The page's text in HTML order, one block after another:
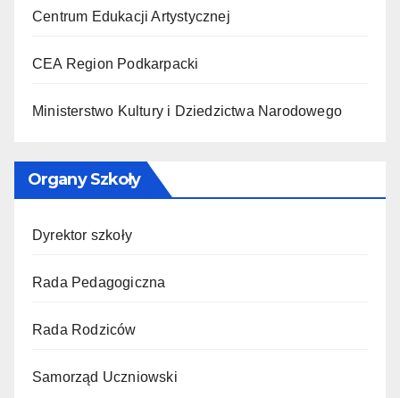
Centrum Edukacji Artystycznej
CEA Region Podkarpacki
Ministerstwo Kultury i Dziedzictwa Narodowego
Organy Szkoły
Dyrektor szkoły
Rada Pedagogiczna
Rada Rodziców
Samorząd Uczniowski